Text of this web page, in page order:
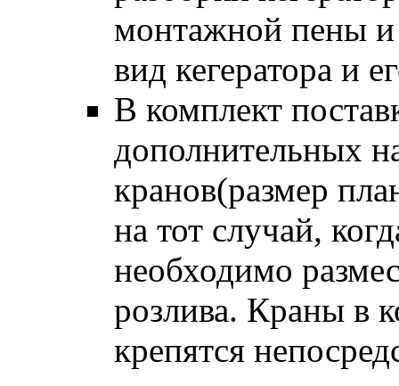
монтажной пены и
вид кегератора и
В комплект
дополнительных
кранов(размер
на тот случай,
необходимо
розлива. Краны в
крепятся